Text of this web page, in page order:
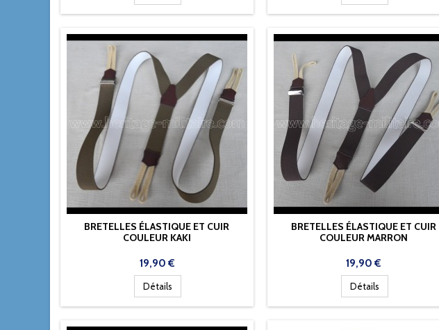
BRETELLES ÉLASTIQUE ET CUIR
COULEUR KAKI
Prix
19,90 €
Détails
BRETELLES ÉLASTIQUE ET CUIR
COULEUR MARRON
Prix
19,90 €
Détails